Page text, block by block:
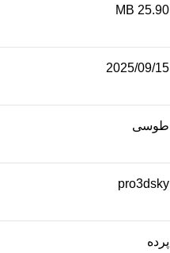
25.90 MB
2025/09/15
طوسی
pro3dsky
پرده